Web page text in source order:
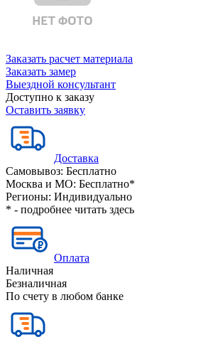
Заказать расчет материала
Заказать замер
Выездной консультант
Доступно к заказу
Оставить заявку
Доставка
Самовывоз: Бесплатно
Москва и МО: Бесплатно*
Регионы: Индивидуально
* - подробнее читать здесь
Оплата
Наличная
Безналичная
По счету в любом банке